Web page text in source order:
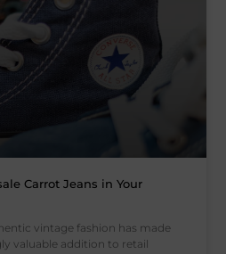
Carrot Jeans in Your
vintage fashion has made
valuable addition to retail